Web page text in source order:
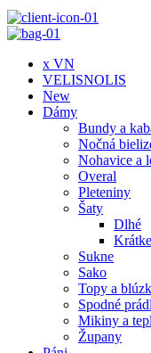
x VN
VELISNOLIS
New
Dámy
Bundy a
Nočná
Nohavice a
Overal
Pleteniny
Šaty
Dlhé
Krátke
Sukne
Sako
Topy a
Spodné
Mikiny a
Župany